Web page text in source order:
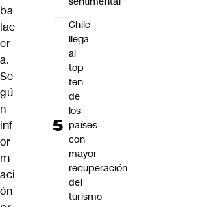
ba
lac
er
a.
Se
gú
n
inf
or
m
aci
ón
Chile
llega
al
top
ten
de
los
países
con
mayor
recuperación
del
turismo